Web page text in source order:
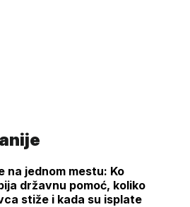
na jednom mestu: Ko
državnu pomoć, koliko
stiže i kada su isplate